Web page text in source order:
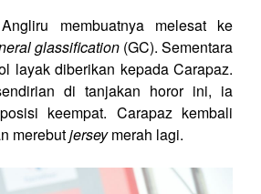
membuatnya melesat ke
glassification(GC). Sementara
layak diberikan kepada Carapaz.
di tanjakan horor ini, ia
keempat. Carapaz kembali
merebutjerseymerah lagi.